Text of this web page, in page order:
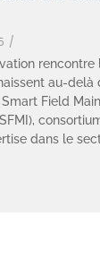
/
au-delà
Field
dans le